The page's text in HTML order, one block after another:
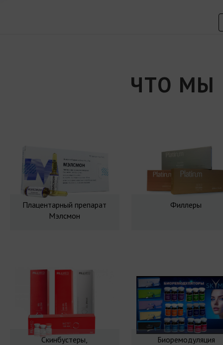
ЧТО МЫ
Плацентарный препарат
Мэлсмон
Филлеры
Скинбустеры,
Биоремодуляция